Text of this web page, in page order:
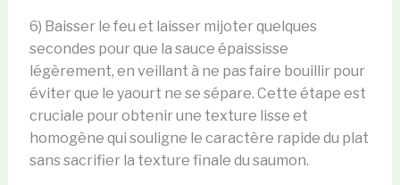
6) Baisser le feu et laisser mijoter quelques
secondes pour que la sauce épaississe
légèrement, en veillant à ne pas faire bouillir pour
éviter que le yaourt ne se sépare. Cette étape est
cruciale pour obtenir une texture lisse et
homogène qui souligne le caractère rapide du plat
sans sacrifier la texture finale du saumon.